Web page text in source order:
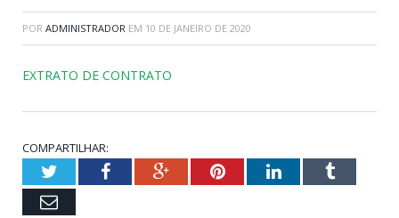
POR ADMINISTRADOR EM 10 DE JANEIRO DE 2020
EXTRATO DE CONTRATO
COMPARTILHAR:
TwitterFacebookGoogle+PinterestLinkedInTumblr
Email